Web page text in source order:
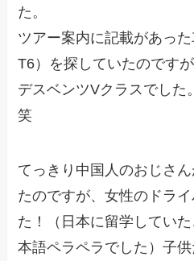
た。
ツアー案内に記載があっ
T6）を探していたのです
デスベンツVクラスでした
笑
てっきり中国人のおじさ
たのですが、女性のドラ
た！（日本に留学してい
本語ペラペラでした）子供